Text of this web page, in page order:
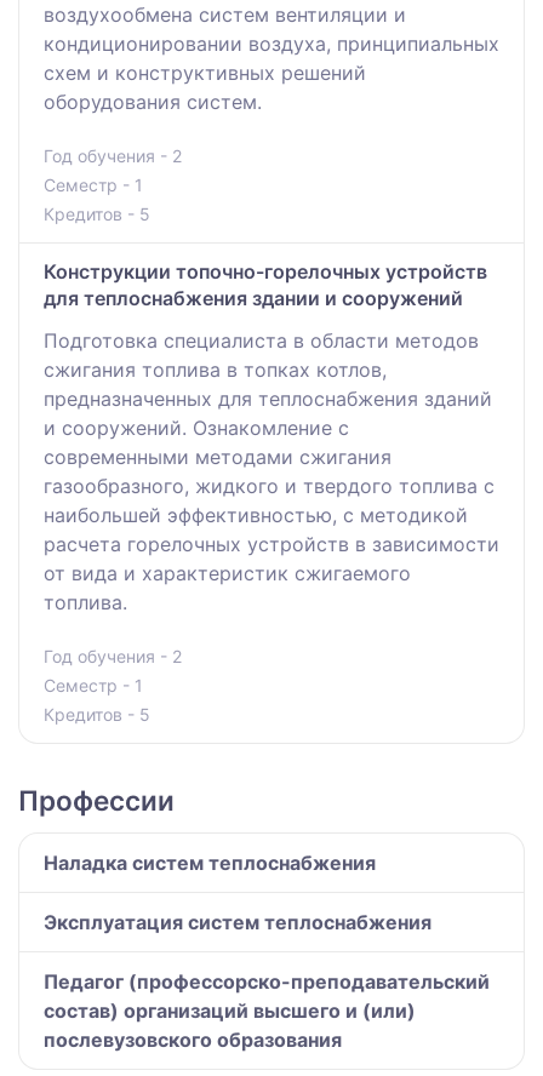
воздухообмена систем вентиляции и
кондиционировании воздуха, принципиальных
схем и конструктивных решений
оборудования систем.
Год обучения - 2
Семестр - 1
Кредитов - 5
Конструкции топочно-горелочных устройств
для теплоснабжения здании и сооружений
Подготовка специалиста в области методов
сжигания топлива в топках котлов,
предназначенных для теплоснабжения зданий
и сооружений. Ознакомление с
современными методами сжигания
газообразного, жидкого и твердого топлива с
наибольшей эффективностью, с методикой
расчета горелочных устройств в зависимости
от вида и характеристик сжигаемого
топлива.
Год обучения - 2
Семестр - 1
Кредитов - 5
Профессии
Наладка систем теплоснабжения
Эксплуатация систем теплоснабжения
Педагог (профессорско-преподавательский
состав) организаций высшего и (или)
послевузовского образования